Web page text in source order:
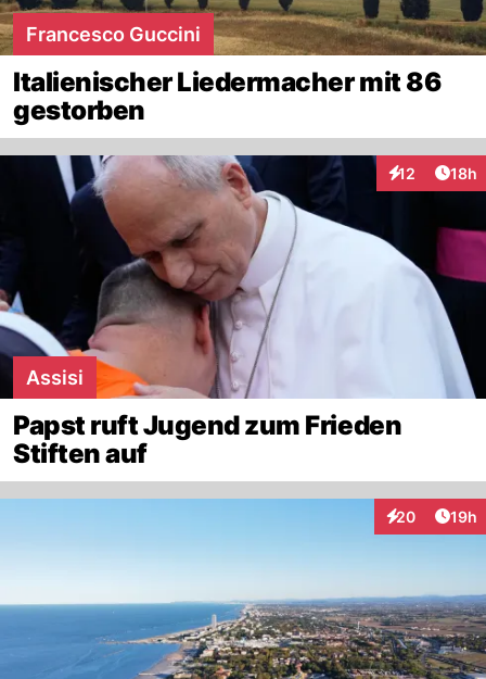
Francesco Guccini
Italienischer Liedermacher mit 86
gestorben
12
Interaktionen
18h
Assisi
Papst ruft Jugend zum Frieden
Stiften auf
20
Interaktionen
19h